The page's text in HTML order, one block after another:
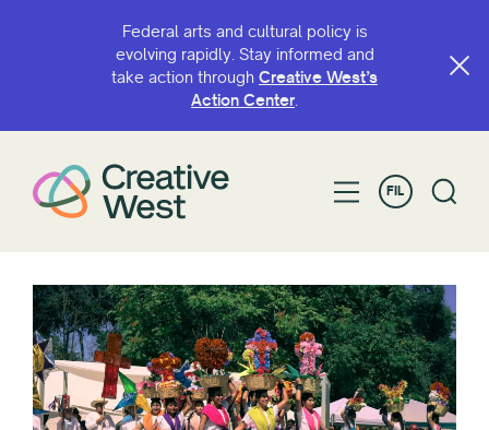
Federal arts and cultural policy is
evolving rapidly. Stay informed and
take action through Creative West’s
Action Center.
FIL